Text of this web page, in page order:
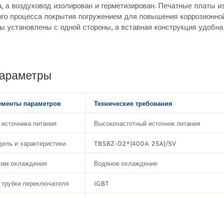
а воздуховод изолирован и герметизирован. Печатные платы
процесса покрытия погружением для повышения
установлены с одной стороны, а вставная конструкция
параметров Технические требования
питания Высокочастотный источник питания
и характеристики TBSBZ-D2*(400A 25A)/5V
охлаждения Водяное охлаждение
трубки переключателя IGBT